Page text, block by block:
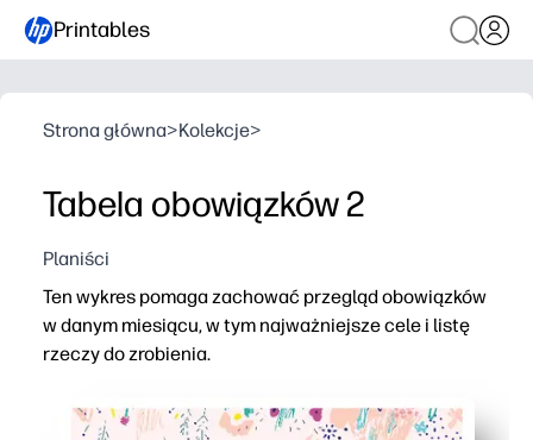
Printables
Strona główna>Kolekcje>
Tabela obowiązków 2
Planiści
Ten wykres pomaga zachować przegląd obowiązków
w danym miesiącu, w tym najważniejsze cele i listę
rzeczy do zrobienia.